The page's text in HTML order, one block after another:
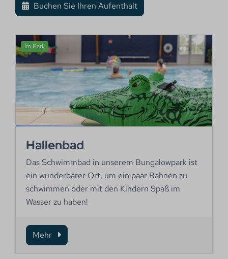
Buchen Sie Ihren Aufenthalt
Im Park
Hallenbad
Das Schwimmbad in unserem Bungalowpark ist
ein wunderbarer Ort, um ein paar Bahnen zu
schwimmen oder mit den Kindern Spaß im
Wasser zu haben!
Mehr